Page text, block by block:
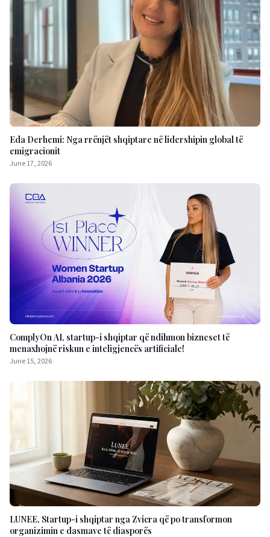
Eda Derhemi: Nga rrënjët shqiptare në lidershipin global të
emigracionit
June 17, 2026
ComplyOn AI, startup-i shqiptar që ndihmon bizneset të
menaxhojnë riskun e inteligjencës artificiale!
June 15, 2026
LUNEE, Startup-i shqiptar nga Zvicra që po transformon
organizimin e dasmave të diasporës